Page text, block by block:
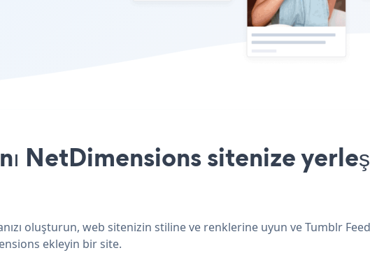
NetDimensions sitenize
oluşturun, web sitenizin stiline ve renklerine uyun ve Tumblr
ekleyin bir site.